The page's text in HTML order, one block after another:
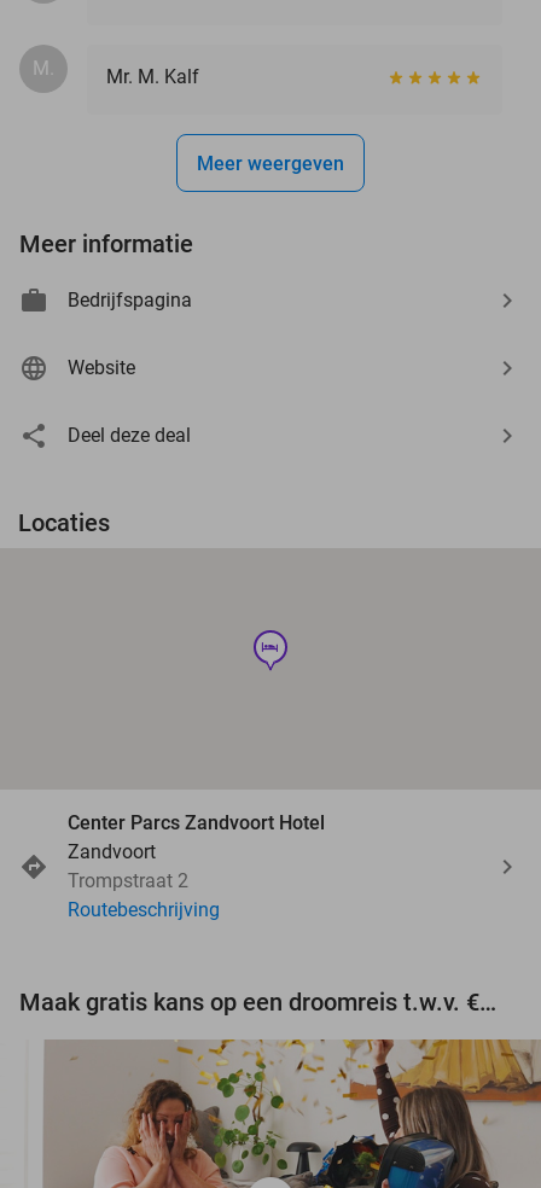
M. Mr. M. Kalf
Meer weergeven
Meer informatie
Bedrijfspagina
Website
Deel deze deal
Locaties
hotel
Center Parcs Zandvoort Hotel
Zandvoort
Trompstraat 2
Routebeschrijving
Maak gratis kans op een droomreis t.w.v. €3.000!